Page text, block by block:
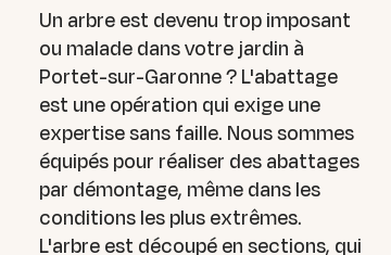
Un arbre est devenu trop imposant
ou malade dans votre jardin à
Portet-sur-Garonne ? L'abattage
est une opération qui exige une
expertise sans faille. Nous sommes
équipés pour réaliser des abattages
par démontage, même dans les
conditions les plus extrêmes.
L'arbre est découpé en sections, qui